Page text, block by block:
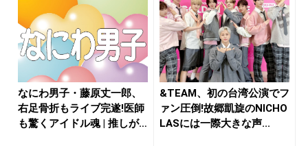
なにわ男子・藤原丈一郎、
右足骨折もライブ完遂!医師
も驚くアイドル魂 | 推しが
&TEAM、初の台湾公演でフ
ァン圧倒!故郷凱旋のNICHO
LASには一際大きな声...